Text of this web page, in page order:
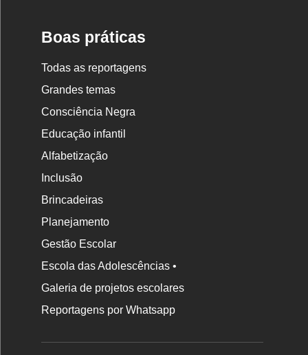
Boas práticas
Todas as reportagens
Grandes temas
Consciência Negra
Educação infantil
Alfabetização
Inclusão
Brincadeiras
Planejamento
Gestão Escolar
Escola das Adolescências •
Galeria de projetos escolares
Reportagens por Whatsapp